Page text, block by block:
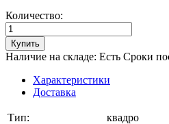
Количество:
Купить
Наличие на складе: Есть Сроки
Характеристики
Доставка
Тип:
квадро